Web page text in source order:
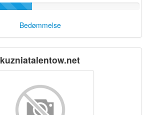
Bedømmelse
kuzniatalentow.net